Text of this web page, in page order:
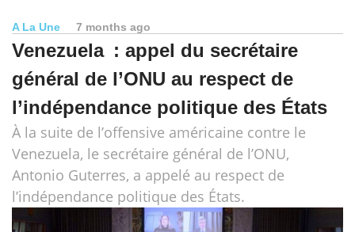
A La Une 7 months ago
Venezuela : appel du secrétaire
général de l’ONU au respect de
l’indépendance politique des États
À la suite de l’offensive américaine contre le
Venezuela, le secrétaire général de l’ONU,
Antonio Guterres, a appelé au respect de
l’indépendance politique des États.